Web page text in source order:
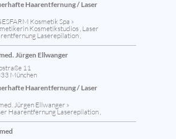
Haarentfernung / Laser
Kosmetik Spa »
Kosmetikstudios , Laser
Laserepilation ,
Jürgen Ellwanger
11
München
Haarentfernung / Laser
Jürgen Ellwanger »
Haarentfernung Laserepilation ,